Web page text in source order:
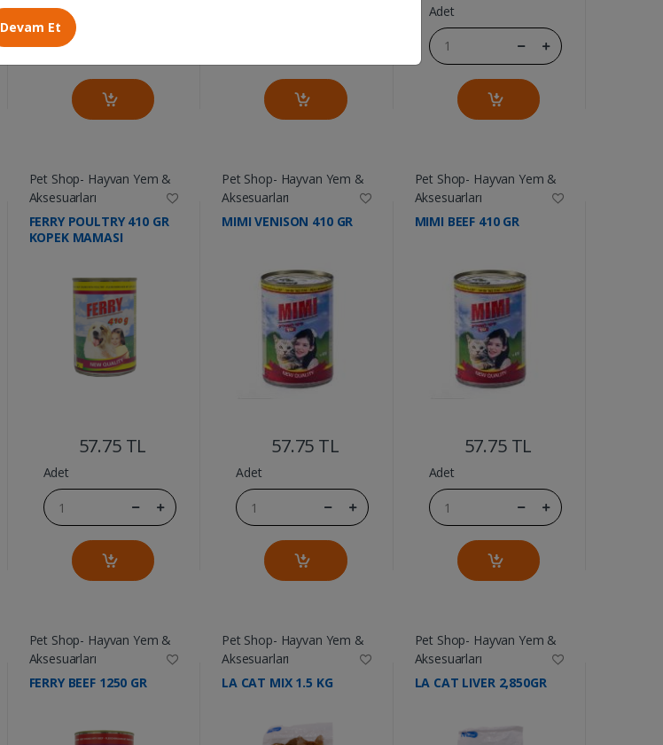
Adet Adet
Pet Shop- Hayvan Yem &
Aksesuarları
FERRY POULTRY 410 GR
KOPEK MAMASI
57.75 TL
Adet
Pet Shop- Hayvan Yem &
Aksesuarları
MIMI VENISON 410 GR
57.75 TL
Adet
Pet Shop- Hayvan Yem &
Aksesuarları
MIMI BEEF 410 GR
57.75 TL
Adet
Pet Shop- Hayvan Yem &
Aksesuarları
FERRY BEEF 1250 GR
Pet Shop- Hayvan Yem &
Aksesuarları
LA CAT MIX 1.5 KG
Pet Shop- Hayvan Yem &
Aksesuarları
LA CAT LIVER 2,850GR
Devam Et